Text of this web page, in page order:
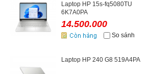
Laptop HP 15s-fq5080TU
6K7A0PA
14.500.000
So sánh
Laptop HP 240 G8 519A4PA